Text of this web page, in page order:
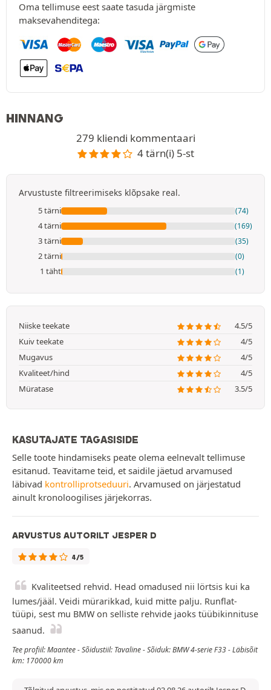
Oma tellimuse eest saate tasuda järgmiste
maksevahenditega:
HINNANG
279 kliendi kommentaari
4 tärn(i) 5-st
Arvustuste filtreerimiseks klõpsake real.
5 tärni (74)
4 tärni (169)
3 tärni (35)
2 tärni (0)
1 täht (1)
Niiske teekate
4.5/5
Kuiv teekate
4/5
Mugavus
4/5
Kvaliteet/hind
4/5
Müratase
3.5/5
KASUTAJATE TAGASISIDE
Selle toote hindamiseks peate olema eelnevalt tellimuse
esitanud. Teavitame teid, et saidile jäetud arvamused
läbivad kontrolliprotseduuri. Arvamused on järjestatud
ainult kronoloogilises järjekorras.
ARVUSTUS AUTORILT JESPER D
4/5
Kvaliteetsed rehvid. Head omadused nii lörtsis kui ka
lumes/jääl. Veidi mürarikkad, kuid mitte palju. Runflat-
tüüpi, sest mu BMW on selliste rehvide jaoks tüübikinnituse
saanud.
Tee profiil: Maantee - Sõidustiil: Tavaline - Sõiduk: BMW 4-serie F33 - Läbisõit
km: 170000 km